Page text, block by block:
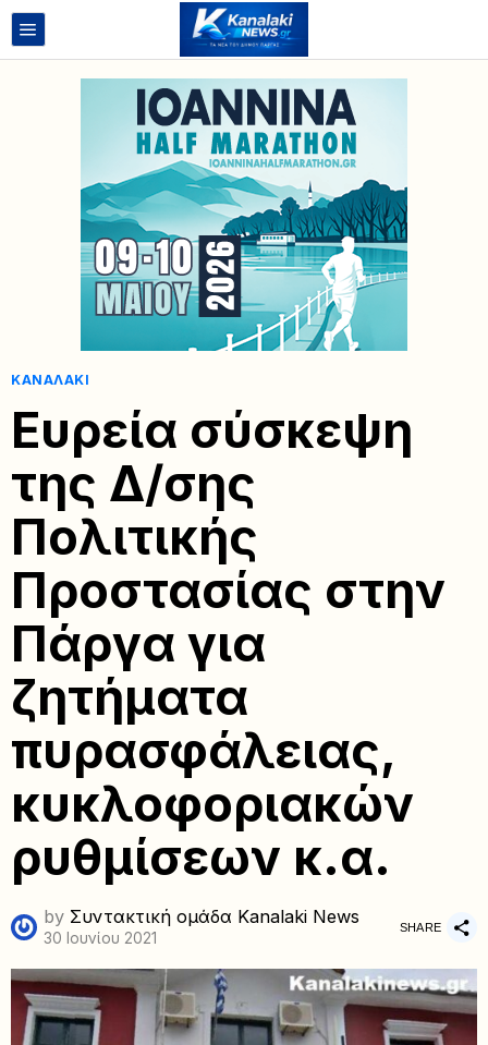
ΚΑΝΑΛΆΚΙ
Ευρεία σύσκεψη
της Δ/σης
Πολιτικής
Προστασίας στην
Πάργα για
ζητήματα
πυρασφάλειας,
κυκλοφοριακών
ρυθμίσεων κ.α.
by Συντακτική ομάδα Kanalaki News
30 Ιουνίου 2021
SHARE